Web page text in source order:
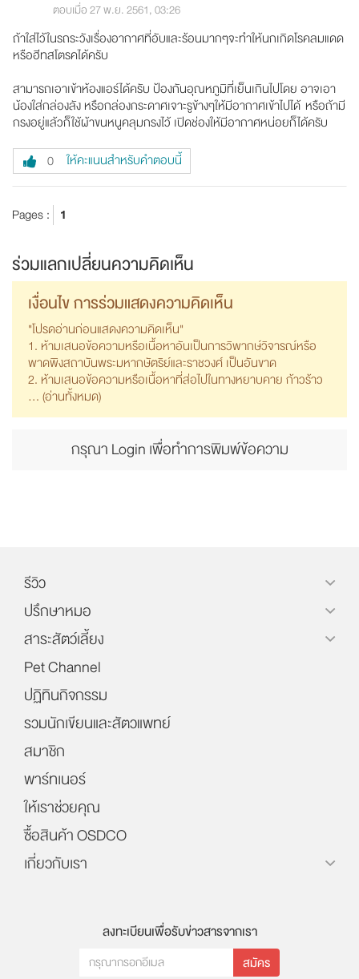
ตอบเมื่อ 27 พ.ย. 2561, 03:26
ถ้าใส่ไว้ในรถระวังเรื่องอากาศที่อับและร้อนมากๆจะทำให้นกเกิดโรคลมแดด
หรือฮีทสโตรคได้ครับ
สามารถเอาเข้าห้องแอร์ได้ครับ ป้องกันอุณหภูมิที่เย็นเกินไปโดย อาจเอา
น้องใส่กล่องลัง หรือกล่องกระดาศเจาะรูข้างๆให้มีอากาศเข้าไปได้ หรือถ้ามี
กรงอยู่แล้วก็ใช้ผ้าขนหนูคลุมกรงไว้ เปิดช่องให้มีอากาศหน่อยก็ได้ครับ
0 ให้คะแนนสำหรับคำตอบนี้
Pages : 1
ร่วมแลกเปลี่ยนความคิดเห็น
เงื่อนไข การร่วมแสดงความคิดเห็น
"โปรดอ่านก่อนแสดงความคิดเห็น"
1. ห้ามเสนอข้อความหรือเนื้อหาอันเป็นการวิพากษ์วิจารณ์หรือ
พาดพิงสถาบันพระมหากษัตริย์และราชวงศ์ เป็นอันขาด
2. ห้ามเสนอข้อความหรือเนื้อหาที่ส่อไปในทางหยาบคาย ก้าวร้าว
... (อ่านทั้งหมด)
กรุณา Login เพื่อทำการพิมพ์ข้อความ
รีวิว
ปรึกษาหมอ
สาระสัตว์เลี้ยง
Pet Channel
ปฏิทินกิจกรรม
รวมนักเขียนและสัตวแพทย์
สมาชิก
พาร์ทเนอร์
ให้เราช่วยคุณ
ซื้อสินค้า OSDCO
เกี่ยวกับเรา
ลงทะเบียนเพื่อรับข่าวสารจากเรา
สมัคร